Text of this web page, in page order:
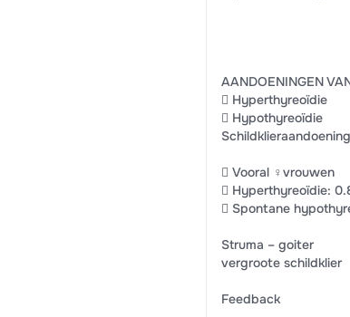
AANDOENINGEN
 Hyperthyreoïdie
 Hypothyreoïdie
 Vooral ♀vrouwen
 Hyperthyreoïdie:
 Spontane
Struma – goiter
vergroote schildklier
Feedback